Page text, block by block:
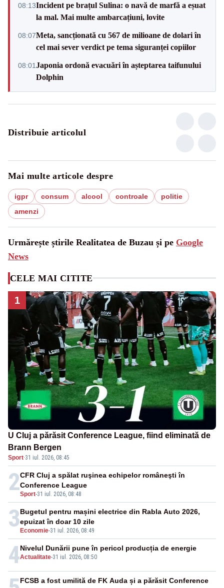
08:13Incident pe brațul Sulina: o navă de marfă a eșuat
la mal. Mai multe ambarcațiuni, lovite
08:07Meta, sancționată cu 567 de milioane de dolari în
cel mai sever verdict pe tema siguranței copiilor
08:01Japonia ordonă evacuări în așteptarea taifunului
Dolphin
Distribuie articolul
Mai multe articole despre
igpr consum alcool controale
politie
amenzi
Urmărește știrile Realitatea de Buzau și pe Google
News
CELE MAI CITITE
1
U Cluj a părăsit Conference League, fiind eliminată de
Brann Bergen
Sport·31 iul. 2026, 08:45
2Sport-31 iul. 2026, 08:48
CFR Cluj a spălat ruşinea echipelor româneşti în
Conference League
3 Economie-31 iul. 2026, 08:49
Bugetul pentru mașini electrice din Rabla Auto 2026,
epuizat în doar 10 zile
4Actualitate-31 iul. 2026, 08:50
Nivelul Dunării pune în pericol producția de energie
FCSB a fost umilită de FK Auda și a părăsit Conference